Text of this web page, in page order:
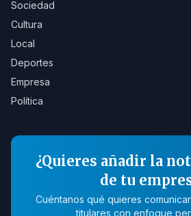
Sociedad
Cultura
Local
Deportes
Empresa
Política
¿Quieres añadir la
de tu
Cuéntanos qué quieres
titulares con enfoque